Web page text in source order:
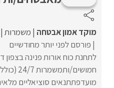
מוקד אמון אבטחה משמרות
פורסם לפני יותר מחודשיים
לתחנת כוח אורות פנינה
חמושים/
מועדפתתנאים סוציאליים